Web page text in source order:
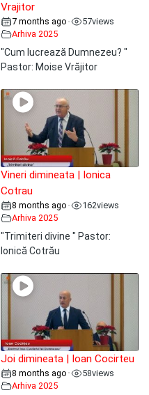
Vrajitor
7 months ago • 57views
Arhiva 2025
"Cum lucrează Dumnezeu? "
Pastor: Moise Vrăjitor
Vineri dimineata | Ionica
Cotrau
8 months ago • 162views
Arhiva 2025
"Trimiteri divine " Pastor:
Ionică Cotrău
Joi dimineata | Ioan Cocirteu
8 months ago • 58views
Arhiva 2025